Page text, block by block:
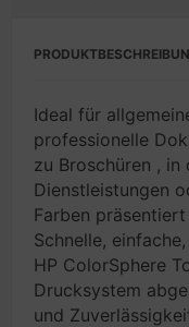
Ideal für
professionelle
zu Broschüren , in
Dienstleistungen
Farben
Schnelle,
HP ColorSphere
Drucksystem
und